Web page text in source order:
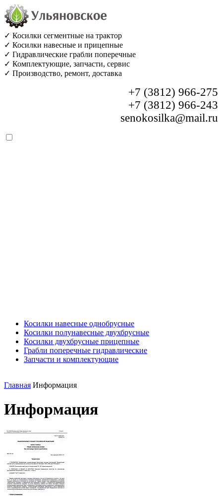
✓ Косилки сегментные на трактор
✓ Косилки навесные и прицепные
✓ Гидравлические грабли поперечные
✓ Комплектующие, запчасти, сервис
✓ Производство, ремонт, доставка
+7 (3812) 966-275
+7 (3812) 966-243
senokosilka@mail.ru
Косилки навесные однобрусные
Косилки полунавесные двухбрусные
Косилки двухбрусные прицепные
Грабли поперечные гидравлические
Запчасти и комплектующие
Главная Информация
Информация